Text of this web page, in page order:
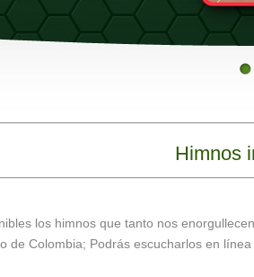
Himnos
los himnos que tanto nos
de Colombia; Podrás escucharlos en